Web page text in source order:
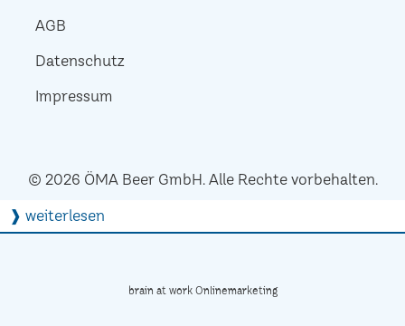
AGB
Datenschutz
Impressum
© 2026 ÖMA Beer GmbH. Alle Rechte vorbehalten.
❱ weiterlesen
brain at work Onlinemarketing